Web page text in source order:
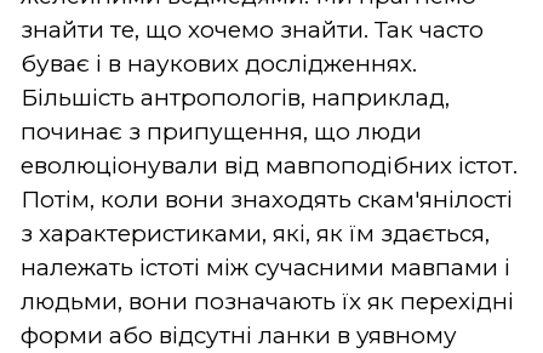
знайти те, що хочемо знайти. Так часто
буває і в наукових дослідженнях.
Більшість антропологів, наприклад,
починає з припущення, що люди
еволюціонували від мавпоподібних істот.
Потім, коли вони знаходять скам'янілості
з характеристиками, які, як їм здається,
належать істоті між сучасними мавпами і
людьми, вони позначають їх як перехідні
форми або відсутні ланки в уявному